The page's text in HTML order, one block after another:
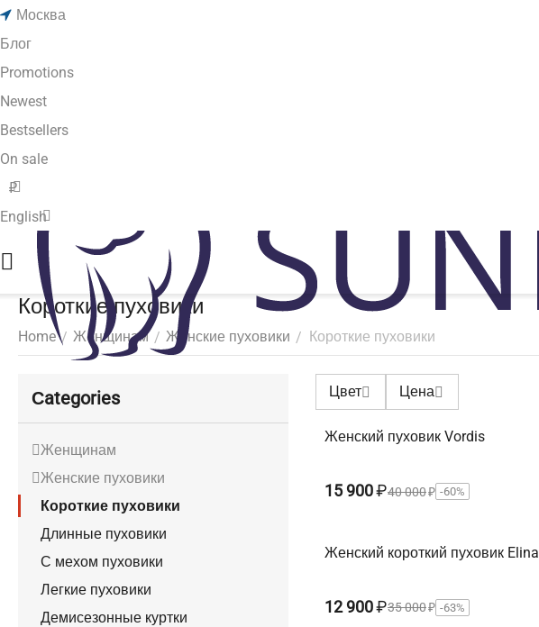
Москва
Блог
Promotions
Newest
Bestsellers
On sale
₽
English
Короткие пуховики
Home / Женщинам / Женские пуховики / Короткие пуховики
Цвет Цена
Женский пуховик Vordis
15 900₽40 000₽ -60%
Женский короткий пуховик Elina
12 900₽35 000₽ -63%
Сategories
Женщинам
Женские пуховики
Короткие пуховики
Длинные пуховики
С мехом пуховики
Легкие пуховики
Демисезонные куртки